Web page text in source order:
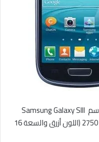
نسخة الجالاكسي اس 3 المصغرة ، تحت اسم Samsung Galaxy SIII
Mini يمكنك الان شراؤها من مصر بسعر 2750 (اللون أزرق والسعة 16